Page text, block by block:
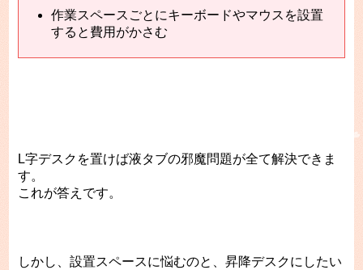
作業スペースごとにキーボードやマウスを設置
すると費用がかさむ
L字デスクを置けば液タブの邪魔問題が全て解決できま
す。
これが答えです。
しかし、設置スペースに悩むのと、昇降デスクにしたい